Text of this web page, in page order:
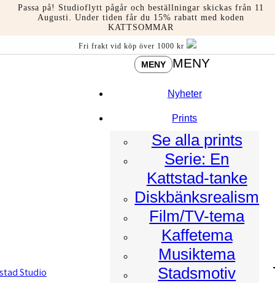
HoppaPassa på! Studioflytt pågår och beställningar skickas från 11
Augusti. Under tiden får du 15% rabatt med koden
KATTSOMMAR
Fri frakt vid köp över 1000 kr
MENY MENY
Nyheter
Prints
Se alla prints
Serie: En
Kattstad-tanke
Diskbänksrealism
Film/TV-tema
Kaffetema
Musiktema
Stadsmotiv